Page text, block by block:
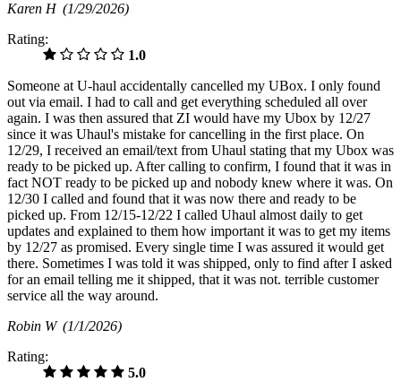
Karen H (1/29/2026)
Rating:
1.0
Someone at U-haul accidentally cancelled my UBox. I only found
out via email. I had to call and get everything scheduled all over
again. I was then assured that ZI would have my Ubox by 12/27
since it was Uhaul's mistake for cancelling in the first place. On
12/29, I received an email/text from Uhaul stating that my Ubox was
ready to be picked up. After calling to confirm, I found that it was in
fact NOT ready to be picked up and nobody knew where it was. On
12/30 I called and found that it was now there and ready to be
picked up. From 12/15-12/22 I called Uhaul almost daily to get
updates and explained to them how important it was to get my items
by 12/27 as promised. Every single time I was assured it would get
there. Sometimes I was told it was shipped, only to find after I asked
for an email telling me it shipped, that it was not. terrible customer
service all the way around.
Robin W (1/1/2026)
Rating:
5.0